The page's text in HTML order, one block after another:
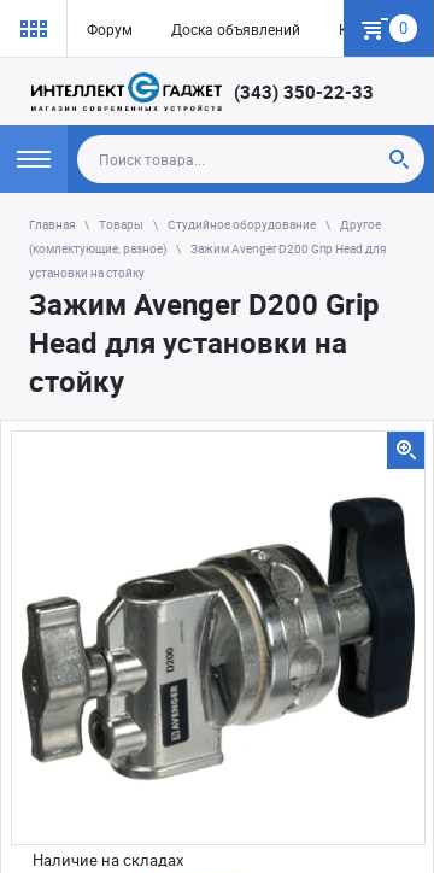
Форум Доска объявлений Как купить
0
(343) 350-22-33
Главная Товары Студийное оборудование
Другое
(комлектующие, разное)
Зажим Avenger D200 Grip Head для
установки на стойку
Зажим Avenger D200 Grip
Head для установки на
стойку
Наличие на складах